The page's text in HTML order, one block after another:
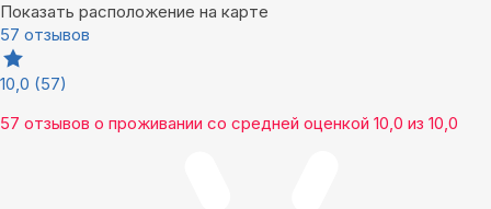
Показать расположение на карте
57 отзывов
10,0 (57)
57 отзывов о проживании со средней оценкой 10,0 из 10,0